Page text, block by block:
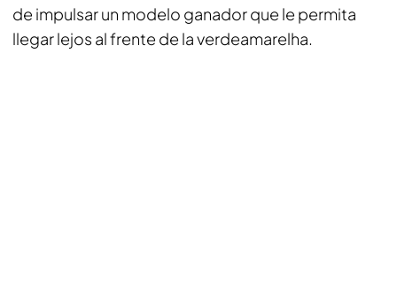
de impulsar un modelo ganador que le permita
llegar lejos al frente de laverdeamarelha.